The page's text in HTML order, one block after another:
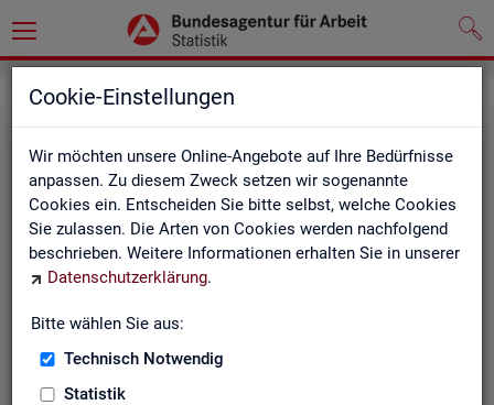
Cookie-Einstellungen
Wir möchten unsere Online-Angebote auf Ihre Bedürfnisse
anpassen. Zu diesem Zweck setzen wir sogenannte
Cookies ein. Entscheiden Sie bitte selbst, welche Cookies
Sie zulassen. Die Arten von Cookies werden nachfolgend
beschrieben. Weitere Informationen erhalten Sie in unserer
Datenschutzerklärung.
Bitte wählen Sie aus:
Technisch Notwendig
Statistik
Rund­schau Ar­beits­markt